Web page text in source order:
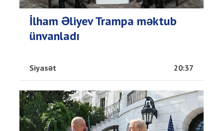
İlham Əliyev Trampa məktub
ünvanladı
Siyasət 20:37